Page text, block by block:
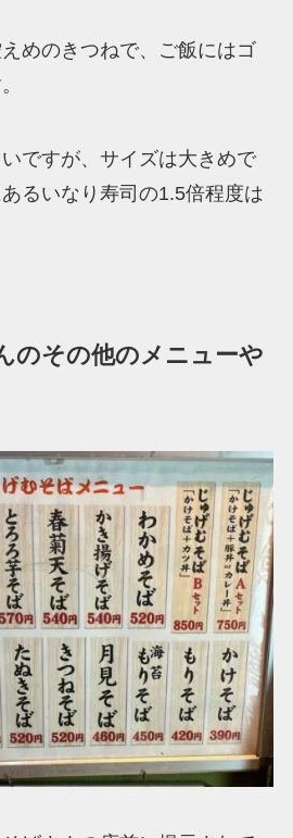
めのきつねで、ご飯にはゴ
ですが、サイズは大きめで
るいなり寿司の1.5倍程度は
のその他のメニューや